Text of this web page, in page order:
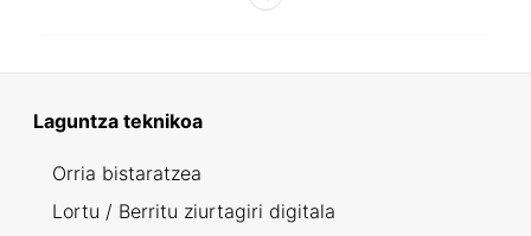
Laguntza teknikoa
Orria bistaratzea
Lortu / Berritu ziurtagiri digitala